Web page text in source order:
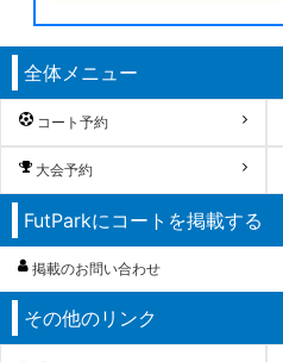
全体メニュー
コート予約
大会予約
FutParkにコートを掲載する
掲載のお問い合わせ
その他のリンク